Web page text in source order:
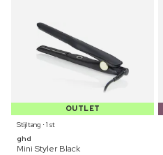
OUTLET
Stijltang ⋅ 1 st
ghd
Mini Styler Black